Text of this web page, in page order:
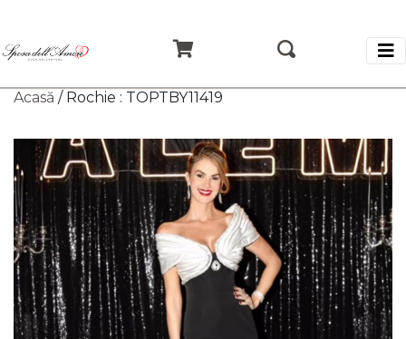
Acasă / Rochie : TOPTBY11419